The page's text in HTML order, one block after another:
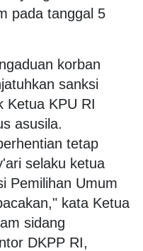
pada tanggal 5
korban
sanksi
Ketua KPU RI
asusila.
tetap
selaku ketua
Pemilihan Umum
kata Ketua
sidang
DKPP RI,